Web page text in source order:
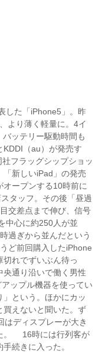
した「iPhone5」。昨
より薄く軽量に。4イ
ッテリー駆動時間も
（au）が発売す
フラッグシップショッ
新しいiPad」の発売
ープンする10時前に
タッフ。その後「昼過
交差点まで伸び、信号
中心に約250人が並
過ぎから並んだという
ど前回購入したiPhone
れでずいぶん待っ
央通り沿いで働く男性
ップル機器を使ってい
という。ほかにカッ
買えないと聞いた。ず
はディスプレーが大き
。 16時には行列客が
手続きに入った。